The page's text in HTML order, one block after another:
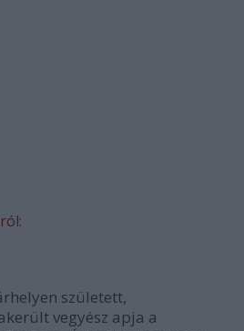
született,
vegyész apja a